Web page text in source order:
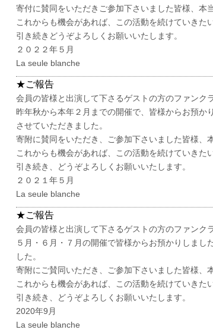
寄付に賛同をいただきご参加下さいました皆様、本
これからも機会があれば、この活動を続けていきた
引き続きどうぞよろしくお願いいたします。
２０２２年５月
La seule blanche
★ご報告
会員の皆様と出演して下さるゲストの方のファン
昨年秋から本年２月までの開催で、皆様からお預
させていただきました。
寄附に賛同をいただき、ご参加下さいました皆様、
これからも機会があれば、この活動を続けていきた
引き続き、どうぞよろしくお願いいたします。
２０２１年５月
La seule blanche
★ご報告
会員の皆様と出演して下さるゲストの方のファンク
５月・６月・７月の開催で皆様からお預かりしま
した。
寄附にご賛同いただき、ご参加下さいました皆様、
これからも機会があれば、この活動を続けていきた
引き続き、どうぞよろしくお願いいたします。
2020年9月
La seule blanche